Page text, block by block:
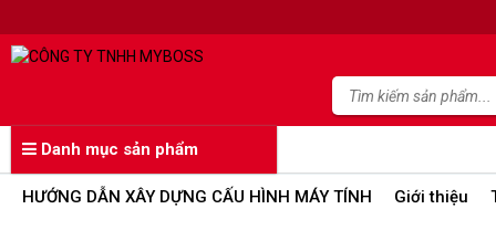
Danh mục sản phẩm
HƯỚNG DẪN XÂY DỰNG CẤU HÌNH MÁY TÍNH Giới thiệu